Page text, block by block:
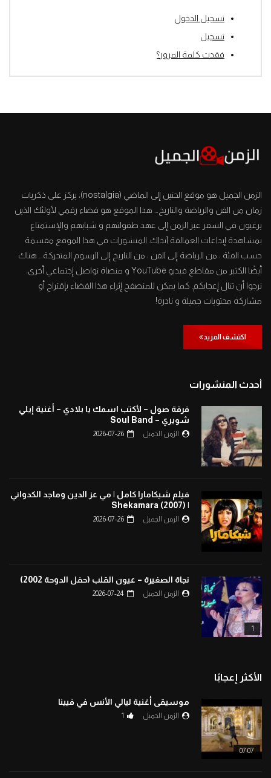
تسجيل الدخول
تسجيل
فقدت كلمة المرور؟
الزمن الجميل هو موقع الحنين إلى الماضي (nostalgia)، يركز على ذكريات
زمان من الفن والرياضة والتاريخ… هذا الموقع هو فضاء رقمي لأولئك الذين
يرغبون في السفر عبر الزمن إلى عهد طفولتهم و شبابهم والإستمتاع
بمشاهدة إبداعات العمالقة آنذاك. المنشورات في هذا الموقع مقسمة
حسب الفئة ، من الرياضة إلى الفن ، من التاريخ إلى الرسوم المتحركة… هناك
أيضًا الكثير من مقاطع فيديو YouTube و منصاة تواصل إجتماعي أخرى،
نرجوا أن تنال إعجابكم. كما يمكن للمتصفح إثراء هذا الفضاء بإقتراح أو
مشاركة محتويات جميلة و نادرة!
اكتشف المزيد
أحدث المنشورات
فرقة صول – لأكتب اسمك يا بلادي – أغنية إيلي
شويري – Soul Band
الزمن الجميل 2026-07-26
فيلم شيكامارا كامل | مي عز الدين وماجد الكدواني
| Shekamara (2007)
الزمن الجميل 2026-07-26
1
نجاة الصغيرة – عيون القلب (حفل الدوحة 2002)
الزمن الجميل 2026-07-24
الأكثر إعجابًا
07:07
موسيقى أغنية ليالي الأنس في فيينا
الزمن الجميل 1